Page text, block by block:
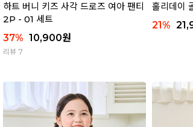
하트 버니 키즈 사각 드로즈 여아 팬티
2P - 01 세트
37% 10,900원
리뷰 7
홀리데이
21 %